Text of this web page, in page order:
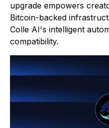
upgrade empowers
Bitcoin-backed
Colle AI's intelligent
compatibility.